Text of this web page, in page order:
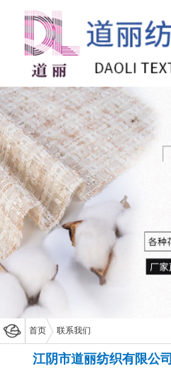
首页 联系我们
江阴市道丽纺织有限公司